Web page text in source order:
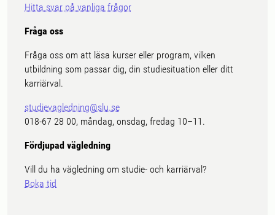
Hitta svar på vanliga frågor
Fråga oss
Fråga oss om att läsa kurser eller program, vilken
utbildning som passar dig, din studiesituation eller ditt
karriärval.
studievagledning@slu.se
018-67 28 00, måndag, onsdag, fredag 10–11.
Fördjupad vägledning
Vill du ha vägledning om studie- och karriärval?
Boka tid